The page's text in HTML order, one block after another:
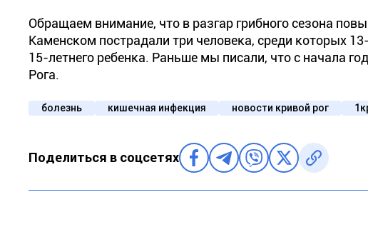
Обращаем внимание, что в разгар грибного сезона
Каменском пострадали три человека, среди которых
15-летнего ребенка. Раньше мы писали, что с начала
Рога.
болезнь кишечная инфекция новости кривой рог
Поделиться в соцсетях